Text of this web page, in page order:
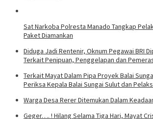
Sat Narkoba Polresta Manado Tangkap
Paket Diamankan
Diduga Jadi Rentenir, Oknum Pegawai BRI
Terkait Penipuan, Penggelapan dan
Terkait Mayat Dalam Pipa Proyek Balai
Periksa Kepala Balai Sungai Sulut dan
Warga Desa Rerer Ditemukan Dalam
Geger…. ! Hilang Selama Tiga Hari, Mayat